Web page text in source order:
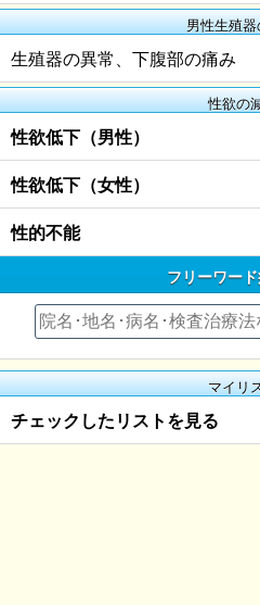
男性生殖
生殖器の異常、下腹部の痛み
性欲の
性欲低下（男性）
性欲低下（女性）
性的不能
フリーワー
マイリ
チェックしたリストを見る